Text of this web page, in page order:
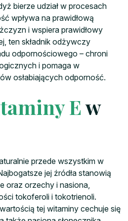
bierze udział w procesach
wpływa na prawidłową
i wspiera prawidłowy
ten składnik odżywczy
odpornościowego – chroni
i pomaga w
osłabiających odporność.
Ew
przede wszystkim w
jej źródła stanowią
oraz orzechy i nasiona,
tokoferoli i tokotrienoli.
tej witaminy cechuje się